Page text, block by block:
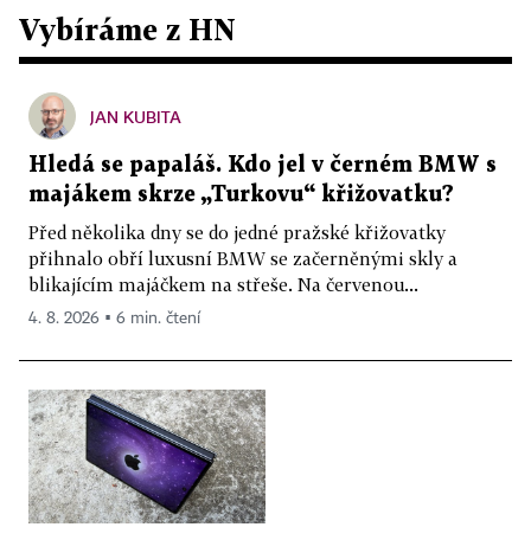
Vybíráme z HN
JAN KUBITA
Hledá se papaláš. Kdo jel v černém BMW s
majákem skrze „Turkovu“ křižovatku?
Před několika dny se do jedné pražské křižovatky
přihnalo obří luxusní BMW se začerněnými skly a
blikajícím majáčkem na střeše. Na červenou...
4. 8. 2026 ▪ 6 min. čtení